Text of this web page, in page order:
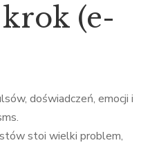
(e-
doświadczeń, emocji i
stoi wielki problem,